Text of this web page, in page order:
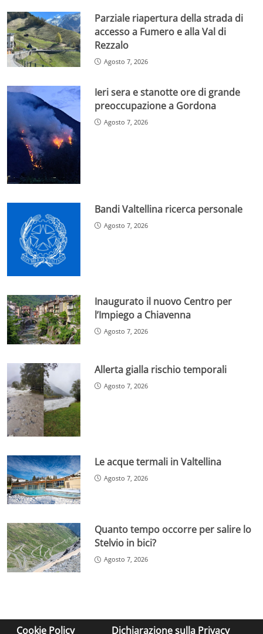
Parziale riapertura della strada di
accesso a Fumero e alla Val di
Rezzalo
Agosto 7, 2026
Ieri sera e stanotte ore di grande
preoccupazione a Gordona
Agosto 7, 2026
Bandi Valtellina ricerca personale
Agosto 7, 2026
Inaugurato il nuovo Centro per
l’Impiego a Chiavenna
Agosto 7, 2026
Allerta gialla rischio temporali
Agosto 7, 2026
Le acque termali in Valtellina
Agosto 7, 2026
Quanto tempo occorre per salire lo
Stelvio in bici?
Agosto 7, 2026
Cookie Policy Dichiarazione sulla Privacy